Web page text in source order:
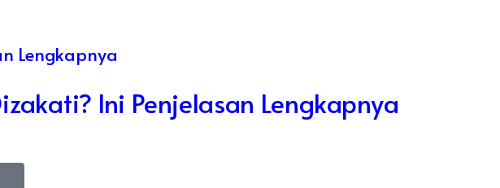
Ini Penjelasan Lengkapnya